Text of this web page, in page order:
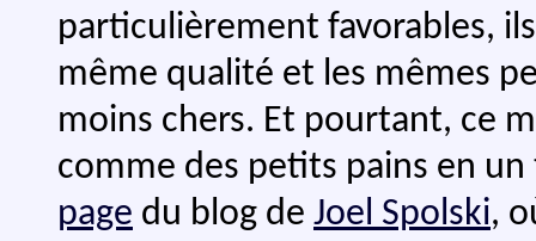
particulièrement favorables,
même qualité et les mêmes
moins chers. Et pourtant, ce
comme des petits pains en
page du blog de Joel Spolski,